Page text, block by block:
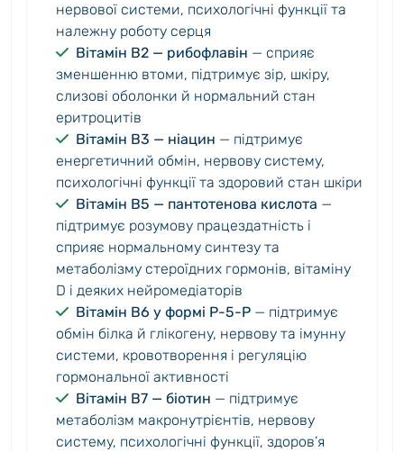
нервової системи, психологічні функції та
належну роботу серця
Вітамін B2 — рибофлавін — сприяє
зменшенню втоми, підтримує зір, шкіру,
слизові оболонки й нормальний стан
еритроцитів
Вітамін B3 — ніацин — підтримує
енергетичний обмін, нервову систему,
психологічні функції та здоровий стан шкіри
Вітамін B5 — пантотенова кислота —
підтримує розумову працездатність і
сприяє нормальному синтезу та
метаболізму стероїдних гормонів, вітаміну
D і деяких нейромедіаторів
Вітамін B6 у формі P-5-P — підтримує
обмін білка й глікогену, нервову та імунну
системи, кровотворення і регуляцію
гормональної активності
Вітамін B7 — біотин — підтримує
метаболізм макронутрієнтів, нервову
систему, психологічні функції, здоров’я